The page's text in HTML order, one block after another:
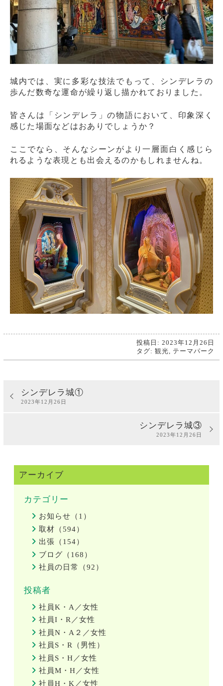
城内では、実に多彩な技法でもって、シンデレラの
歩んだ数奇な運命が繰り返し描かれておりました。
皆さんは「シンデレラ」の物語において、印象深く
感じた場面などはおありでしょうか？
ここでなら、そんなシーンがより一層面白く感じら
れるような表現とも出会えるのかもしれませんね。
投稿日: 2023年12月26日
タグ:観光, テーマパーク
シンデレラ城①
2023年12月26日
シンデレラ城③
2023年12月26日
アーカイブ
カテゴリー
お知らせ（1）
取材（594）
出張（154）
ブログ（168）
社員の日常（92）
投稿者
社員K・A／女性
社員I・R／女性
社員N・A２／女性
社員S・R（男性）
社員S・H／女性
社員M・H／女性
社員H・K／女性